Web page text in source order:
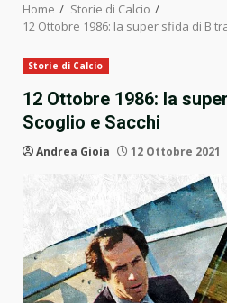
Home
Storie di Calcio
12 Ottobre 1986: la super sfida di B
Storie di Calcio
12 Ottobre 1986: la
Scoglio e Sacchi
Andrea Gioia 12 Ottobre 2021